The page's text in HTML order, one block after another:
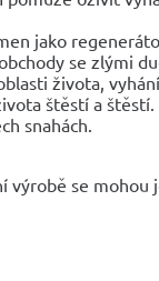
jako
se zlými
života,
štěstí a
snahách.
výrobě se